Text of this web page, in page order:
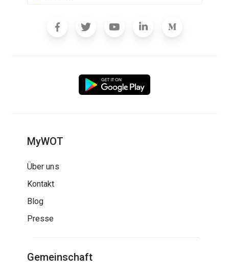
MyWOT
Über uns
Kontakt
Blog
Presse
Gemeinschaft